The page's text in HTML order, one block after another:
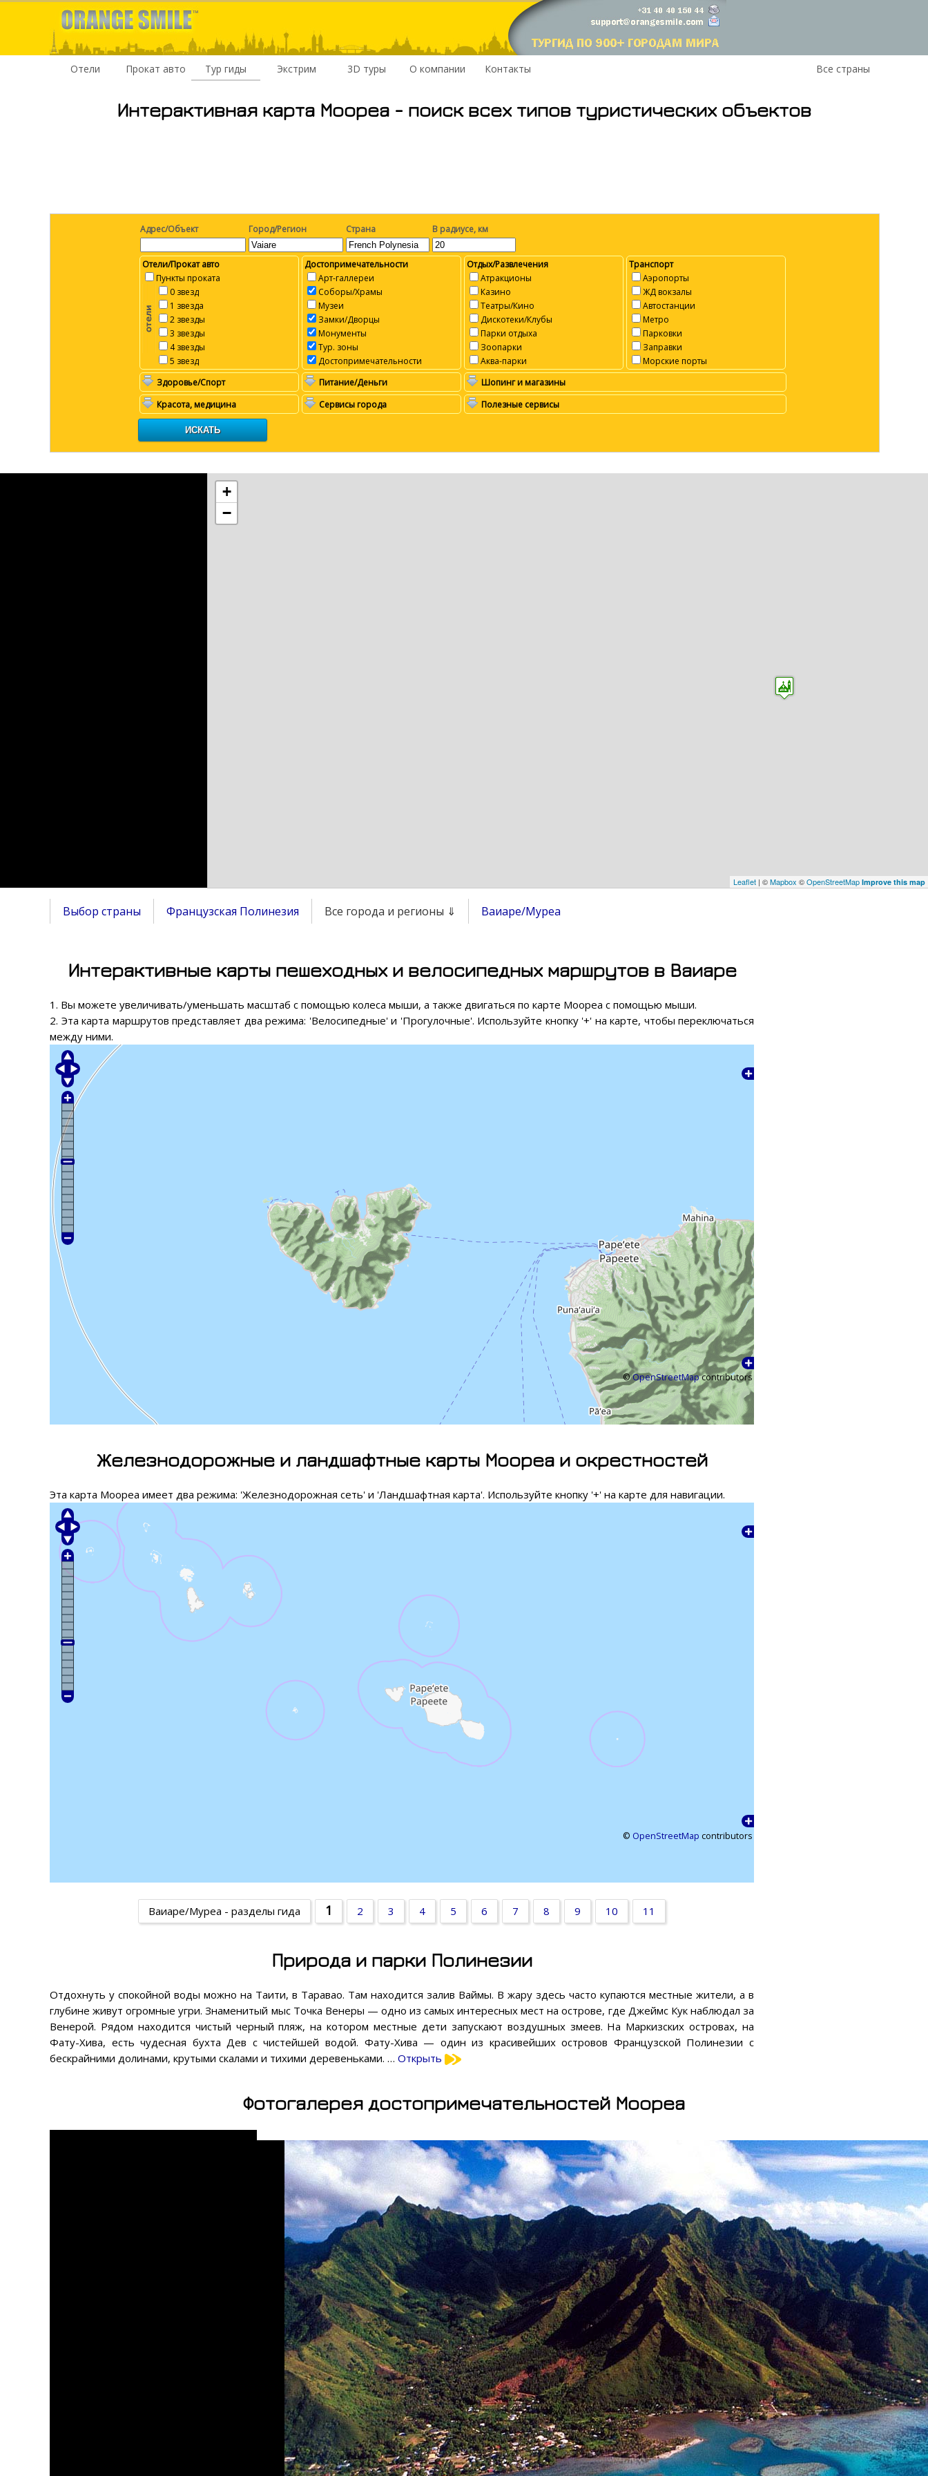
Отели Прокат авто Тур гиды Экстрим 3D туры О компании Контакты Все страны
Интерактивная карта Моореа - поиск всех типов туристических объектов
Адрес/Объект Город/Регион Страна В радиусе, км
Отели/Прокат авто
Пункты проката
0 звезд
1 звезда
2 звезды
3 звезды
4 звезды
5 звезд
Достопримечательности
Арт-галлереи
Соборы/Храмы
Музеи
Замки/Дворцы
Монументы
Тур. зоны
Достопримечательности
Отдых/Развлечения
Атракционы
Казино
Театры/Кино
Дискотеки/Клубы
Парки отдыха
Зоопарки
Аква-парки
Транспорт
Аэропорты
ЖД вокзалы
Автостанции
Метро
Парковки
Заправки
Морские порты
Здоровье/Спорт
Питание/Деньги
Шопинг и магазины
Красота, медицина
Сервисы города Полезные сервисы
+
−
Leaflet | ©Mapbox ©OpenStreetMap Improve this map
Выбор страны Французская Полинезия Все города и регионы ⇓ Ваиаре/Муреа
Интерактивные карты пешеходных и велосипедных маршрутов в Ваиаре
1. Вы можете увеличивать/уменьшать масштаб с помощью колеса мыши, а также двигаться по карте Моореа с помощью мыши.
2. Эта карта маршрутов представляет два режима: 'Велосипедные' и 'Прогулочные'. Используйте кнопку '+' на карте, чтобы переключаться
между ними.
©OpenStreetMapcontributors
Железнодорожные и ландшафтные карты Моореа и окрестностей
Эта карта Моореа имеет два режима: 'Железнодорожная сеть' и 'Ландшафтная карта'. Используйте кнопку '+' на карте для навигации.
© OpenStreetMap contributors
Ваиаре/Муреа - разделы гида 1 2 3 4 5 6 7 8 9 10 11
Природа и парки Полинезии
Отдохнуть у спокойной воды можно на Таити, в Таравао. Там находится залив Ваймы. В жару здесь часто купаются местные жители, а в
глубине живут огромные угри. Знаменитый мыс Точка Венеры — одно из самых интересных мест на острове, где Джеймс Кук наблюдал за
Венерой. Рядом находится чистый черный пляж, на котором местные дети запускают воздушных змеев. На Маркизских островах, на
Фату-Хива, есть чудесная бухта Дев с чистейшей водой. Фату-Хива — один из красивейших островов Французской Полинезии с
бескрайними долинами, крутыми скалами и тихими деревеньками. … Открыть
Фотогалерея достопримечательностей Моореа